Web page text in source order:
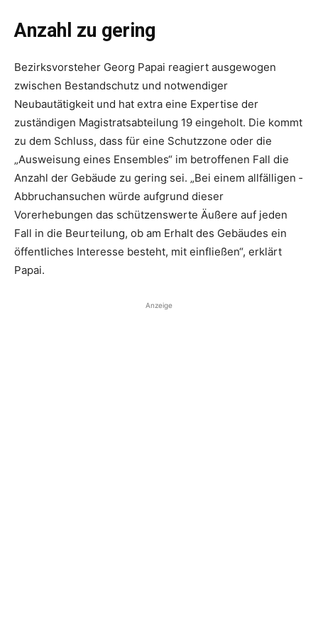
Anzahl zu gering
Bezirksvorsteher Georg Papai reagiert ausgewogen
zwischen Bestandschutz und notwendiger
Neubautätigkeit und hat extra eine Expertise der
zuständigen Magistratsabtei­lung 19 eingeholt. Die kommt
zu dem Schluss, dass für eine Schutzzone oder die
„Ausweisung eines Ensembles“ im betroffenen Fall die
Anzahl der Gebäude zu gering sei. „Bei einem allfälligen ­
Abbruchansuchen würde aufgrund dieser
Vorerhebungen das schützenswerte Äußere auf jeden
Fall in die Beurteilung, ob am Erhalt des Gebäudes ein
öffentliches Inte­resse besteht, mit einfließen“, erklärt
Papai.
Anzeige